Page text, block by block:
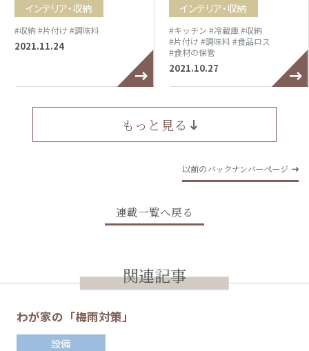
インテリア・収納
#収納 #片付け #調味料
2021.11.24
インテリア・収納
#キッチン #冷蔵庫#収納
#片付け #調味料 #食品ロス
#食材の保管
2021.10.27
もっと見る
以前のバックナンバーページ
連載一覧へ戻る
関連記事
わが家の「梅雨対策」
設備